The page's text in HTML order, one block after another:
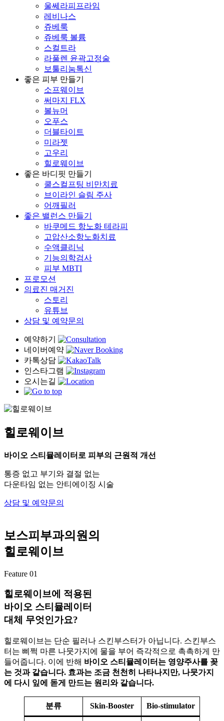
울쎄라피프라임
레비나스
쥬베룩
쥬베룩 볼륨
스컬트라
라풀렌 윤곽고정술
보툴리눔톡신
좋은 피부 만들기
소프웨이브
써마지 FLX
볼뉴머
오푸스
더블타이트
미라젯
고우리
힐로웨이브
좋은 바디핏 만들기
쿨스컬프팅 비만치료
브이라인 슬림 주사
어깨필러
좋은 밸런스 만들기
바쿠메드 항노화 테라피
고압산소항노화치료
수액클리닉
기능의학검사
피부 MBTI
프로모션
의료진 매거진
스토리
유튜브
상담 및 예약문의
힐로웨이브
바이오 스티뮬레이터로 피부의 근원적 개선
통증 없고 부기와 결절 없는
다운타임 없는 안티에이징 시술
상담 및 예약문의
보스피부과의원의
힐로웨이브
Feature 01
힐로웨이브에 적용된
바이오 스티뮬레이터
대체 무엇인가요?
힐로웨이브는 단순 필러나 스킨부스터가 아닙니다. 스킨부스
터는 삐쩍 마른 나뭇가지에 물을 부어 즉각적으로 촉촉하게 만
들어줍니다. 이에 반해 바이오 스티뮬레이터는 영양주사를 꽂
는 것과 같습니다. 효과는 조금 천천히 나타나지만, 나뭇가지
에 다시 잎에 돋게 만드는 원리와 같습니다.
분류 Skin-Booster Bio-stimulator